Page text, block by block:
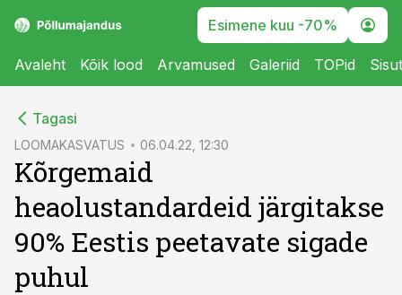
Esimene kuu -70%
Avaleht Kõik lood Arvamused Galeriid TOPid
Tagasi
LOOMAKASVATUS 06.04.22, 12:30
Kõrgemaid
heaolustandardeid järgitakse
90% Eestis peetavate sigade
puhul